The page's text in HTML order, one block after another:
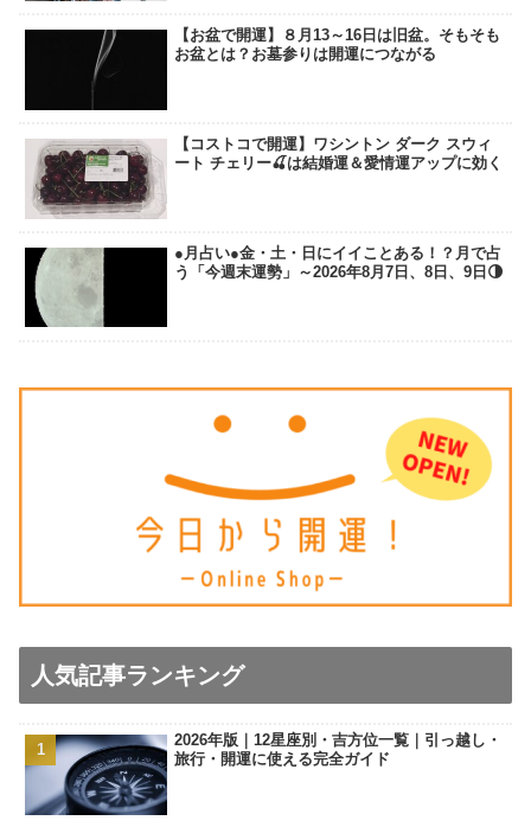
【お盆で開運】８月13～16日は旧盆。そもそも
お盆とは？お墓参りは開運につながる
【コストコで開運】ワシントン ダーク スウィ
ート チェリー🍒は結婚運＆愛情運アップに効く
●月占い●金・土・日にイイことある！？月で占
う「今週末運勢」～2026年8月7日、8日、9日🌗
人気記事ランキング
2026年版｜12星座別・吉方位一覧｜引っ越し・
旅行・開運に使える完全ガイド